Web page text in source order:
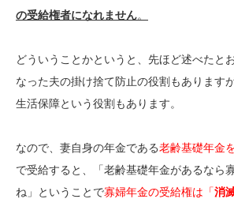
の受給権者になれません。
どういうことかというと、先ほど述べたと
なった夫の掛け捨て防止の役割もあります
生活保障という役割もあります。
なので、妻自身の年金である老齢基礎年金
で受給すると、「老齢基礎年金があるなら
ね」ということで寡婦年金の受給権は「消